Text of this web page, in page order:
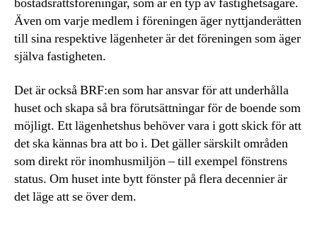
Även om varje medlem i föreningen äger nyttjanderätten
till sina respektive lägenheter är det föreningen som äger
själva fastigheten.
Det är också BRF:en som har ansvar för att underhålla
huset och skapa så bra förutsättningar för de boende som
möjligt. Ett lägenhetshus behöver vara i gott skick för att
det ska kännas bra att bo i. Det gäller särskilt områden
som direkt rör inomhusmiljön – till exempel fönstrens
status. Om huset inte bytt fönster på flera decennier är
det läge att se över dem.